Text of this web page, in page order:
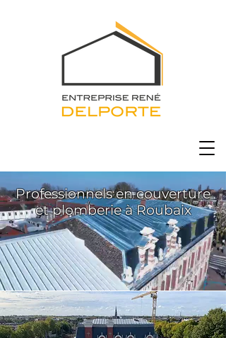
Professionnels en couverture
et plomberie à Roubaix